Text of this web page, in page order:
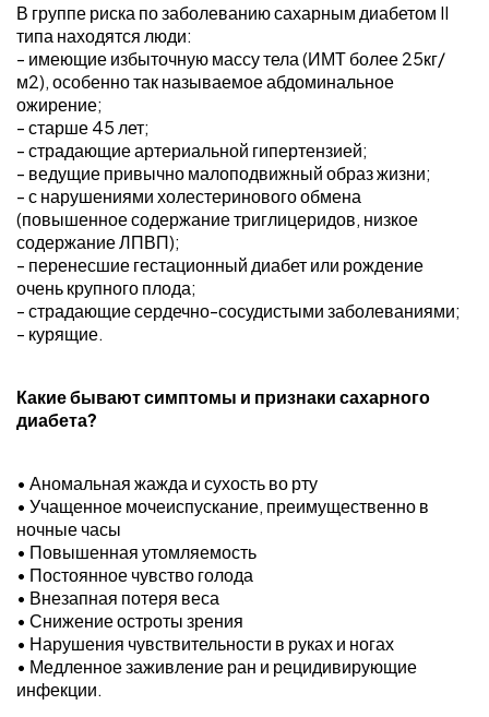
В группе риска по заболеванию сахарным диабетом II
типа находятся люди:
- имеющие избыточную массу тела (ИМТ более 25кг/
м2), особенно так называемое абдоминальное
ожирение;
- старше 45 лет;
- страдающие артериальной гипертензией;
- ведущие привычно малоподвижный образ жизни;
- с нарушениями холестеринового обмена
(повышенное содержание триглицеридов, низкое
содержание ЛПВП);
- перенесшие гестационный диабет или рождение
очень крупного плода;
- страдающие сердечно-сосудистыми заболеваниями;
- курящие.
Какие бывают симптомы и признаки сахарного
диабета?
• Аномальная жажда и сухость во рту
• Учащенное мочеиспускание, преимущественно в
ночные часы
• Повышенная утомляемость
• Постоянное чувство голода
• Внезапная потеря веса
• Снижение остроты зрения
• Нарушения чувствительности в руках и ногах
• Медленное заживление ран и рецидивирующие
инфекции.